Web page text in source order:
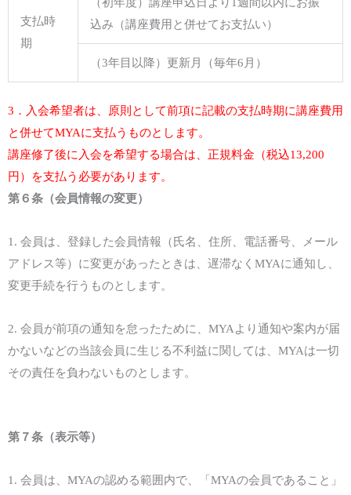
支払時
期
込み（講座費用と併せてお支払い）
（3年目以降）更新月（毎年6月）
3．入会希望者は、原則として前項に記載の支払時期に講座費用
と併せてMYAに支払うものとします。
講座修了後に入会を希望する場合は、正規料金（税込13,200
円）を支払う必要があります。
第６条（会員情報の変更）
1. 会員は、登録した会員情報（氏名、住所、電話番号、メール
アドレス等）に変更があったときは、遅滞なく MYAに通知し、
変更手続を行うものとします。
2. 会員が前項の通知を怠ったために、 MYAより通知や案内が届
かないなどの当該会員に生じる不利益に関しては、 MYAは一切
その責任を負わないものとします。
第 ７条（表示等）
1. 会員は、 MYAの認める範囲内で、 「 MYAの会員であること」